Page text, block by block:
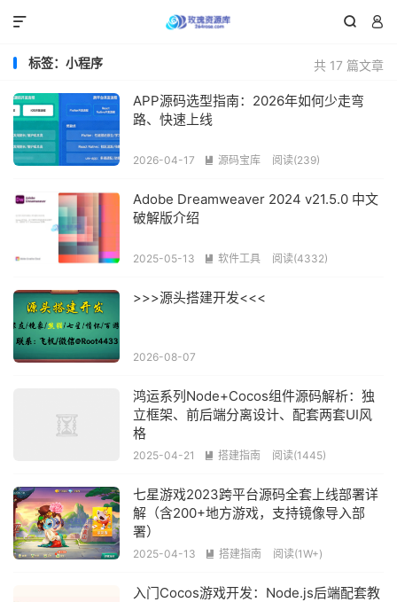
 

共 17 篇文章
标签：小程序
APP源码选型指南：2026年如何少走弯
路、快速上线
2026-04-17  源码宝库 阅读(239)
Adobe Dreamweaver 2024 v21.5.0 中文
破解版介绍
2025-05-13  软件工具 阅读(4332)
>>>源头搭建开发<<<
2026-08-07
鸿运系列Node+Cocos组件源码解析：独
立框架、前后端分离设计、配套两套UI风
格
2025-04-21  搭建指南 阅读(1445)
七星游戏2023跨平台源码全套上线部署详
解（含200+地方游戏，支持镜像导入部
署）
2025-04-13  搭建指南 阅读(1W+)
入门Cocos游戏开发：Node.js后端配套教